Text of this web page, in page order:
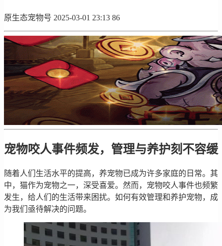
原生态宠物号 2025-03-01 23:13 86
宠物咬人事件频发，管理与养护刻不容缓
随着人们生活水平的提高，养宠物已成为许多家庭的日常。其
中，猫作为宠物之一，深受喜爱。然而，宠物咬人事件也频繁
发生，给人们的生活带来困扰。如何有效管理和养护宠物，成
为我们亟待解决的问题。